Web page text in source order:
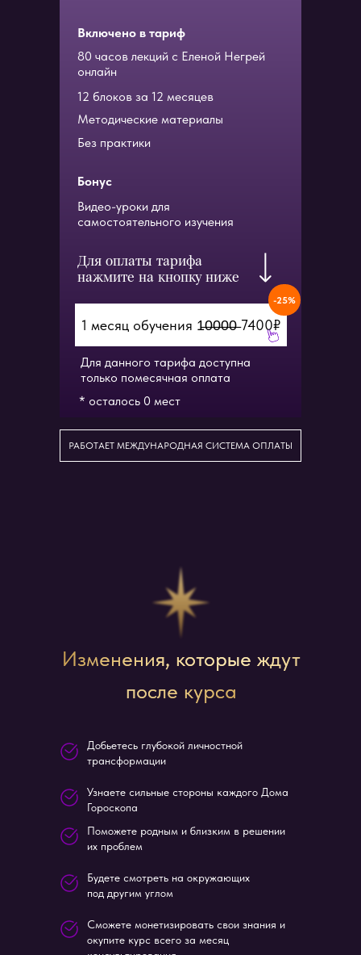
80 часов лекций с Еленой Негрей
онлайн
12 блоков за 12 месяцев
Без практики
Бонус
Включено в тариф
Видео-уроки для
самостоятельного изучения
Методические материалы
1 месяц обучения 1̶0̶0̶0̶0̶ 7400₽
-25%
Для оплаты тарифа
нажмите на кнопку ниже
Для данного тарифа доступна
только помесячная оплата
РАБОТАЕТ МЕЖДУНАРОДНАЯ СИСТЕМА ОПЛАТЫ
* осталось 0 мест
Изменения, которые ждут
после курса
Добьетесь глубокой личностной
трансформации
Сможете монетизировать свои знания и
окупите курс всего за месяц
Поможете родным и близким в решении
их проблем
Узнаете сильные стороны каждого Дома
Гороскопа
Будете смотреть на окружающих
под другим углом
испытал на себе Астрологическую